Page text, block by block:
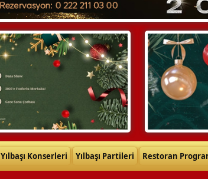
Yılbaşı Konserleri Yılbaşı Partileri Restoran